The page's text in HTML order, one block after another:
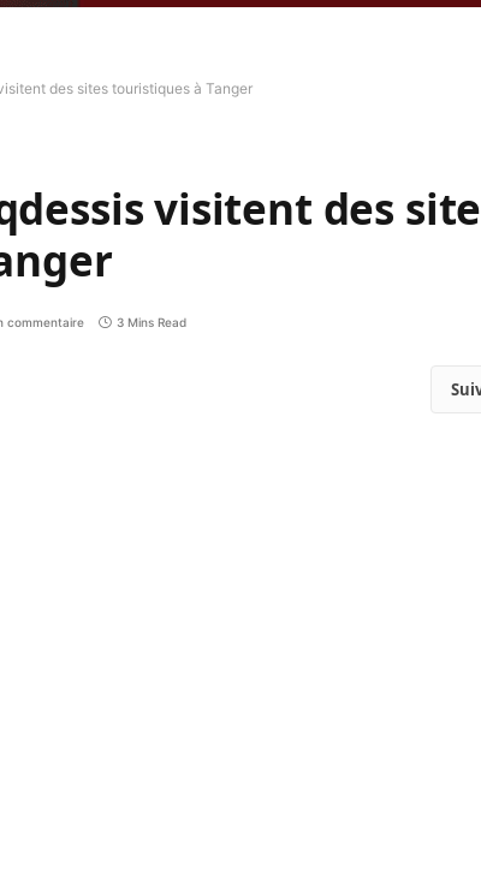
des sites touristiques à Tanger
visitent des
commentaire 3 Mins Read